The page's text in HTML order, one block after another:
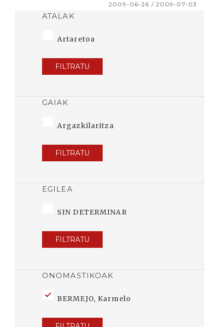
2009-06-26 / 2009-07-03
ATALAK
Artaretoa
FILTRATU
GAIAK
Argazkilaritza
FILTRATU
EGILEA
SIN DETERMINAR
FILTRATU
ONOMASTIKOAK
BERMEJO, Karmelo